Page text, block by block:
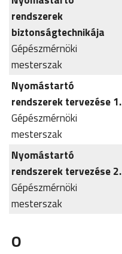
rendszerek
biztonságtechnikája
Gépészmérnöki
mesterszak
Nyomástartó
rendszerek tervezése 1.
Gépészmérnöki
mesterszak
Nyomástartó
rendszerek tervezése 2.
Gépészmérnöki
mesterszak
O